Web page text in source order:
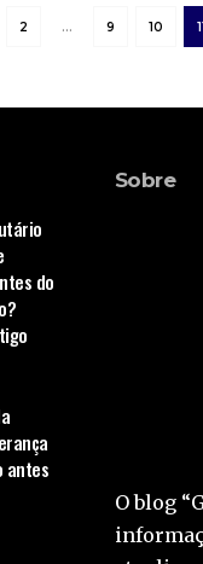
2 … 9 10
do
antes
Sobre
O blog